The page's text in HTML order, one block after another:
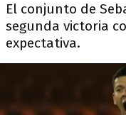
El conjunto de
segunda victoria
expectativa.